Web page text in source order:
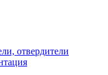
отвердители